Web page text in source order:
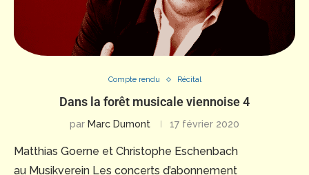
Compte rendu Récital
Dans la forêt musicale viennoise 4
par Marc Dumont 17 février 2020
Matthias Goerne et Christophe Eschenbach
au Musikverein Les concerts d’abonnement